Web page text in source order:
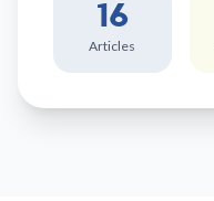
16
Articles